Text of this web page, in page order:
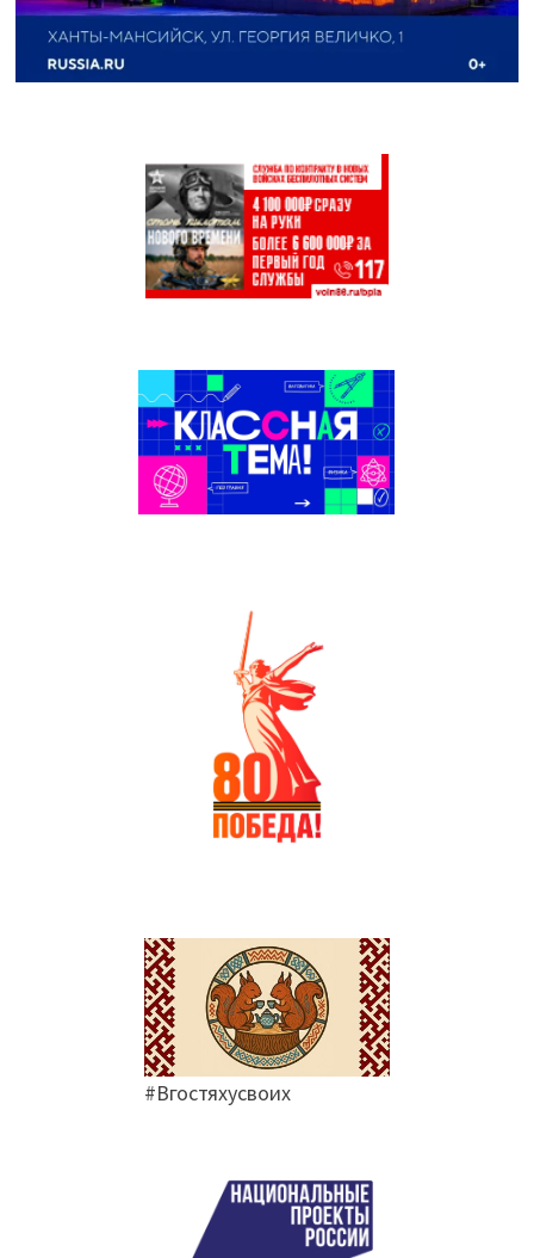
#Вгостяхусвоих